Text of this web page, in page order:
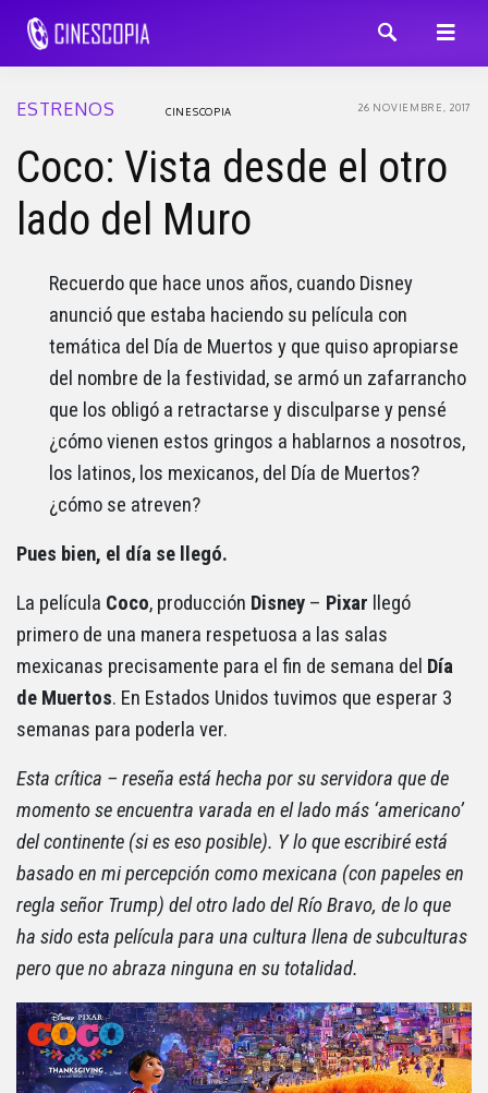
ESTRENOS 26 NOVIEMBRE, 2017
CINESCOPIA
Coco: Vista desde el otro
lado del Muro
Recuerdo que hace unos años, cuando Disney
anunció que estaba haciendo su película con
temática del Día de Muertos y que quiso apropiarse
del nombre de la festividad, se armó un zafarrancho
que los obligó a retractarse y disculparse y pensé
¿cómo vienen estos gringos a hablarnos a nosotros,
los latinos, los mexicanos, del Día de Muertos?
¿cómo se atreven?
Pues bien, el día se llegó.
La película Coco, producción Disney – Pixar llegó
primero de una manera respetuosa a las salas
mexicanas precisamente para el fin de semana del Día
de Muertos. En Estados Unidos tuvimos que esperar 3
semanas para poderla ver.
Esta crítica – reseña está hecha por su servidora que de
momento se encuentra varada en el lado más ‘americano’
del continente (si es eso posible). Y lo que escribiré está
basado en mi percepción como mexicana (con papeles en
regla señor Trump) del otro lado del Río Bravo, de lo que
ha sido esta película para una cultura llena de subculturas
pero que no abraza ninguna en su totalidad.